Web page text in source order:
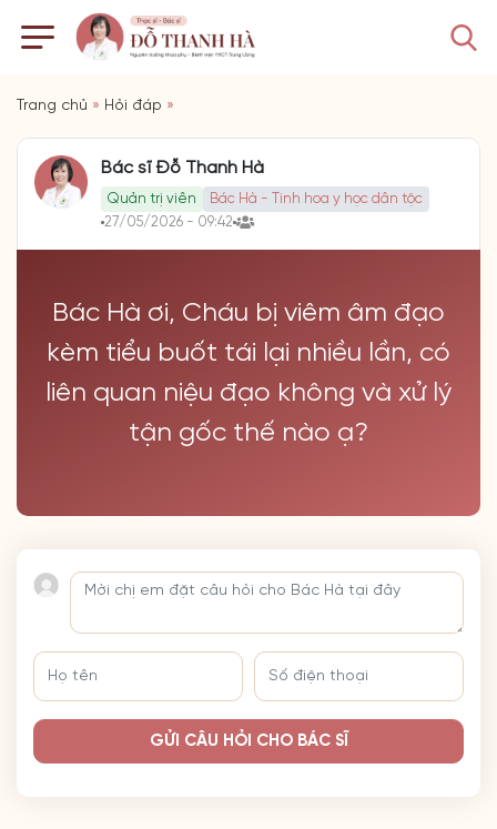
Trang chủ » Hỏi đáp »
Bác sĩ Đỗ Thanh Hà
Quản trị viên
Bác Hà - Tinh hoa y học dân tộc
27/05/2026 - 09:42
Bác Hà ơi, Cháu bị viêm âm đạo
kèm tiểu buốt tái lại nhiều lần, có
liên quan niệu đạo không và xử lý
tận gốc thế nào ạ?
GỬI CÂU HỎI CHO BÁC SĨ